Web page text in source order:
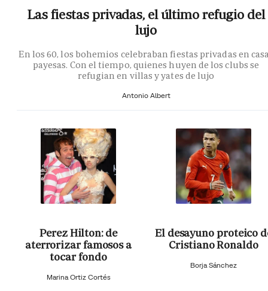
Las fiestas privadas, el último refugio del
lujo
En los 60, los bohemios celebraban fiestas privadas en
payesas. Con el tiempo, quienes huyen de los clubs se
refugian en villas y yates de lujo
Antonio Albert
Perez Hilton: de
aterrorizar famosos a
tocar fondo
Marina Ortiz Cortés
El desayuno proteico
Cristiano Ronaldo
Borja Sánchez